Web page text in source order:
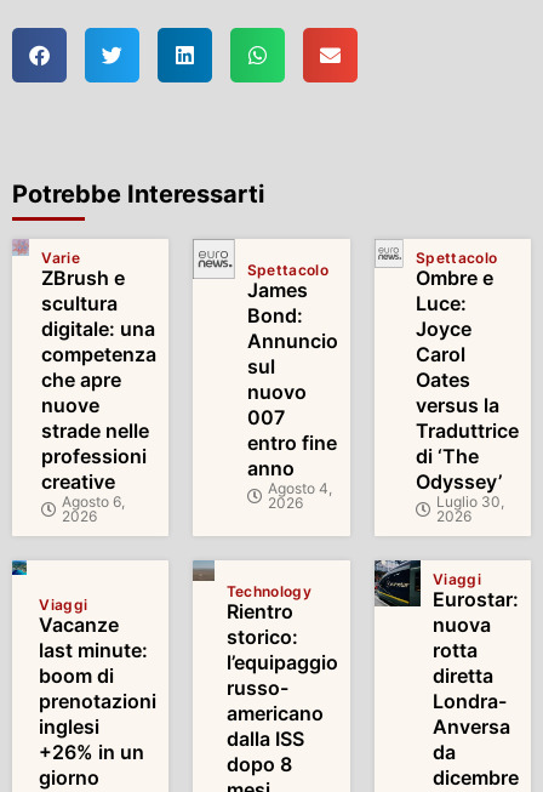
Potrebbe Interessarti
Varie
ZBrush e
scultura
digitale: una
competenza
che apre
nuove
strade nelle
professioni
creative
Agosto 6,
2026
Spettacolo
James
Bond:
Annuncio
sul
nuovo
007
entro fine
anno
Agosto 4,
2026
Spettacolo
Ombre e
Luce:
Joyce
Carol
Oates
versus la
Traduttrice
di ‘The
Odyssey’
Luglio 30,
2026
Viaggi
Vacanze
last minute:
boom di
prenotazioni
inglesi
+26% in un
giorno
Technology
Rientro
storico:
l’equipaggio
russo-
americano
dalla ISS
dopo 8
Viaggi
Eurostar:
nuova
rotta
diretta
Londra-
Anversa
da
dicembre